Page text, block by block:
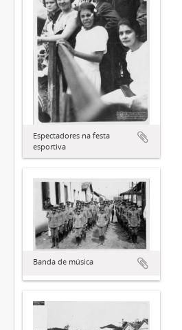
Espectadores na festa
esportiva
Banda de música